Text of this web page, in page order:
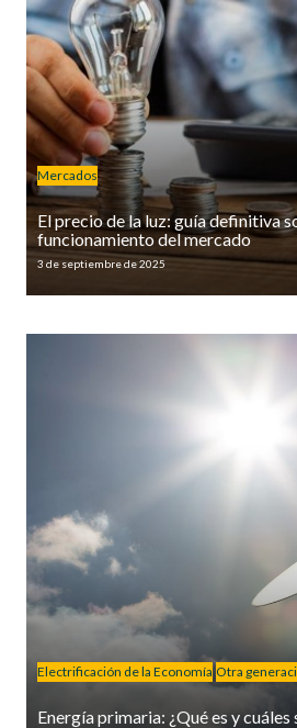
Mercados
El precio de la luz: guía definitiva
funcionamiento del mercado
3 de septiembre de 2025
Electrificación de la Economía Otra
Energía primaria: ¿Qué es y cuáles